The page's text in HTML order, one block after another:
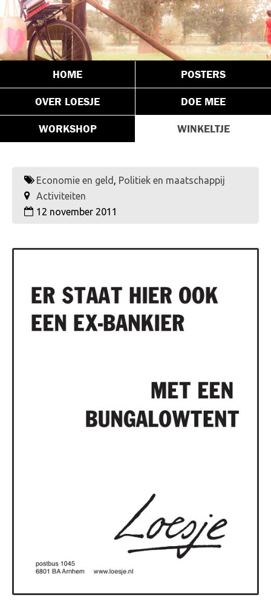
HOME POSTERS
OVER LOESJE DOE MEE
WORKSHOP WINKELTJE
Economie en geld , Politiek en maatschappij
Activiteiten
12 november 2011